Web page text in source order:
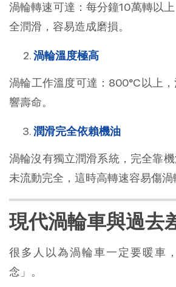
渦輪轉速可達：每分鐘10萬轉以
全潤滑，容易造成磨損。
渦輪溫度極高
渦輪工作溫度可達：800°C以上
響壽命。
潤滑完全依賴機油
渦輪沒有獨立潤滑系統，完全靠
未流動完全，這時高轉速容易傷渦
現代渦輪車與過去
很多人以為渦輪車一定要暖車
念」。